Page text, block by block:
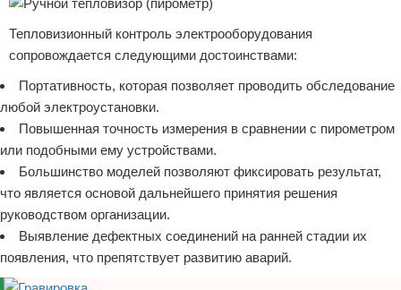
Тепловизионный контроль электрооборудования
сопровождается следующими достоинствами:
Портативность, которая позволяет проводить обследование
любой электроустановки.
Повышенная точность измерения в сравнении с пирометром
или подобными ему устройствами.
Большинство моделей позволяют фиксировать результат,
что является основой дальнейшего принятия решения
руководством организации.
Выявление дефектных соединений на ранней стадии их
появления, что препятствует развитию аварий.